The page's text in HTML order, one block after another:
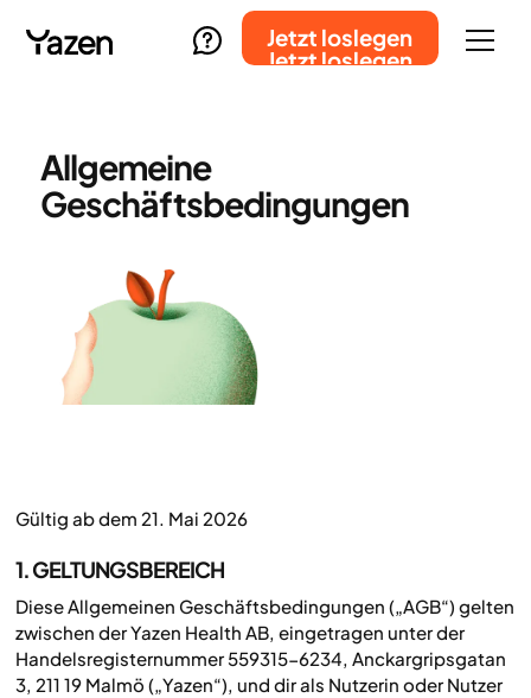
Jetzt loslegen
Jetzt loslegen
Allgemeine
Geschäftsbedingungen
Gültig ab dem 21. Mai 2026
1. GELTUNGSBEREICH
Diese Allgemeinen Geschäftsbedingungen („AGB“) gelten
zwischen der Yazen Health AB, eingetragen unter der
Handelsregisternummer 559315-6234, Anckargripsgatan
3, 211 19 Malmö („Yazen“), und dir als Nutzerin oder Nutzer